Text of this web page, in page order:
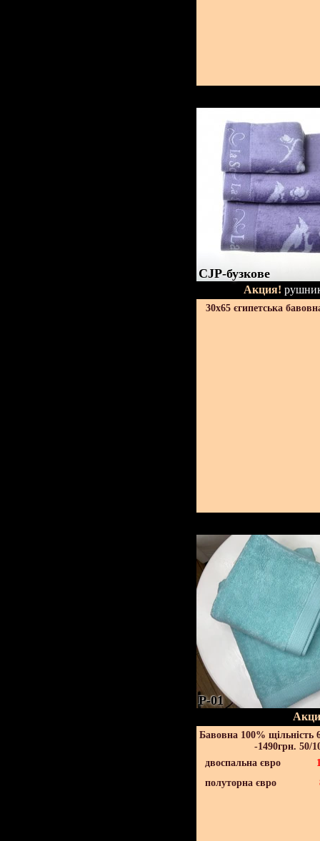
CJP-бузкове
Акция!
30х65 єгипетська
P-01
Бавовна 100% щільність
-1490грн. 50/
двоспальна євро
полуторна євро